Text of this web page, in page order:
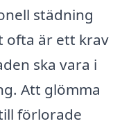
städning
ofta är ett krav
ska vara i
Att glömma
förlorade